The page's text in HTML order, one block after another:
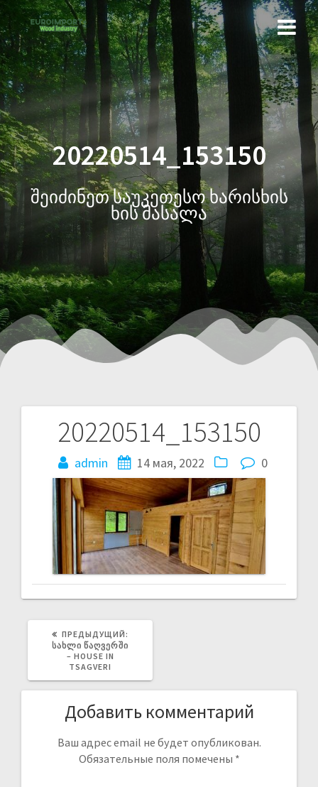
20220514_153150
შეიძინეთ საუკეთესო ხარისხის
ხის მასალა
20220514_153150
admin 14 мая, 2022 0
ПРЕДЫДУЩИЙ:
ᲡᲐᲮᲚᲘ ᲬᲐᲦᲕᲔᲠᲨᲘ
– HOUSE IN
TSAGVERI
Добавить комментарий
Ваш адрес email не будет опубликован.
Обязательные поля помечены *